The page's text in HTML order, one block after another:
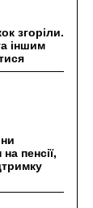
згоріли.
іншим
пенсії,